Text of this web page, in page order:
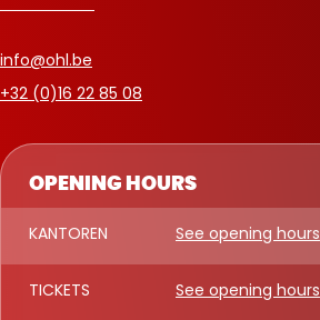
OPENING HOURS
KANTOREN See opening hours
TICKETS See opening hours
info@ohl.be
+32 (0)16 22 85 08